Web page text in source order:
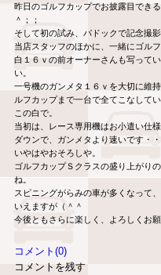
昨日のゴルフカップでお披露目でき
＾；；
そして初の試み、パドックで記念撮影
当店スタッフのほかに、一緒にゴル
白１６ｖの前オーナーさんも写って
い。
一号機のガンメタ１６ｖを大切に維
ルフカップまで一台で全てこなして
この白で。
当初は、レース専用機はお小遣い仕
ダウンで、ガンメタより速いです・・
いやはやおそろしや。
ゴルフカップＳクラスの盛り上がり
ね。
スピニングがらみの車が多くなって
いえますが（＾＾
今後ともさらに楽しく、よろしくお
コメント(0)
コメントを残す